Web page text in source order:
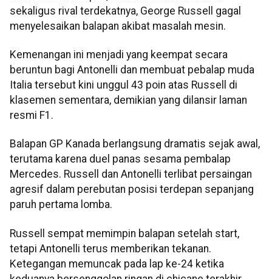
sekaligus rival terdekatnya, George Russell gagal
menyelesaikan balapan akibat masalah mesin.
Kemenangan ini menjadi yang keempat secara
beruntun bagi Antonelli dan membuat pebalap muda
Italia tersebut kini unggul 43 poin atas Russell di
klasemen sementara, demikian yang dilansir laman
resmi F1.
Balapan GP Kanada berlangsung dramatis sejak awal,
terutama karena duel panas sesama pembalap
Mercedes. Russell dan Antonelli terlibat persaingan
agresif dalam perebutan posisi terdepan sepanjang
paruh pertama lomba.
Russell sempat memimpin balapan setelah start,
tetapi Antonelli terus memberikan tekanan.
Ketegangan memuncak pada lap ke-24 ketika